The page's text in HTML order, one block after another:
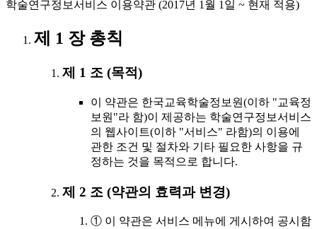
학술연구정보서비스 이용약관 (2017년 1월 1일 ~ 현재 적용)
제 1 장 총칙
제 1 조 (목적)
이 약관은 한국교육학술정보원(이하 "교육정
보원"라 함)이 제공하는 학술연구정보서비스
의 웹사이트(이하 "서비스" 라함)의 이용에
관한 조건 및 절차와 기타 필요한 사항을 규
정하는 것을 목적으로 합니다.
제 2 조 (약관의 효력과 변경)
① 이 약관은 서비스 메뉴에 게시하여 공시함